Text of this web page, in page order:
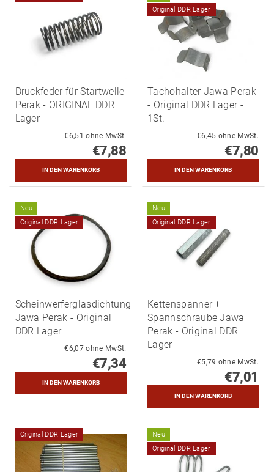
Druckfeder für Startwelle
Perak - ORIGINAL DDR
Lager
€6,51 ohne MwSt.
€7,88
Original DDR Lager
Tachohalter Jawa Perak
- Original DDR Lager -
1St.
€6,45 ohne MwSt.
€7,80
Neu
Original DDR Lager
Scheinwerferglasdichtung
Jawa Perak - Original
DDR Lager
€6,07 ohne MwSt.
€7,34
Neu
Original DDR Lager
Kettenspanner +
Spannschraube Jawa
Perak - Original DDR
Lager
€5,79 ohne MwSt.
€7,01
Original DDR Lager
Neu
Original DDR Lager